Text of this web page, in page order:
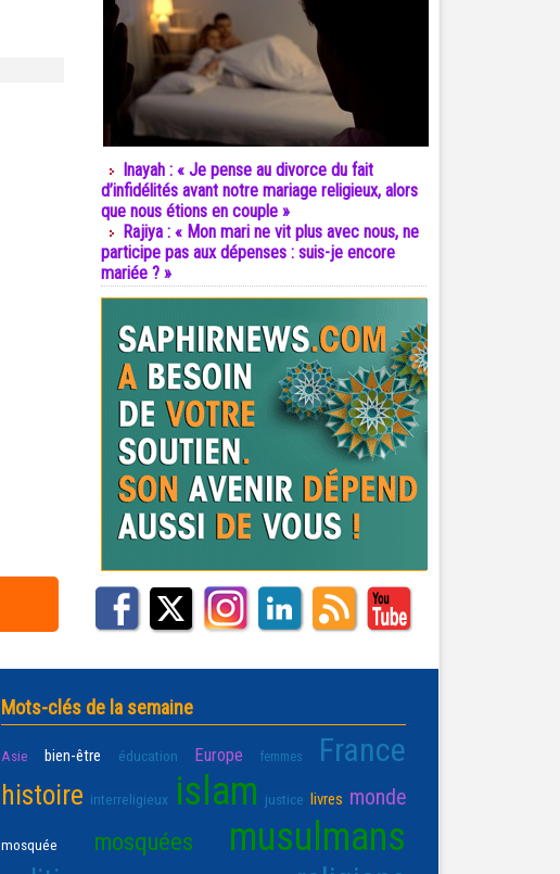
Inayah : « Je pense au divorce du fait
d’infidélités avant notre mariage religieux, alors
que nous étions en couple »
Rajiya : « Mon mari ne vit plus avec nous, ne
participe pas aux dépenses : suis-je encore
mariée ? »
Mots-clés de la semaine
Asie bien-être éducation Europe femmes France
histoire interreligieux islam justice livres monde
mosquée mosquées musulmans